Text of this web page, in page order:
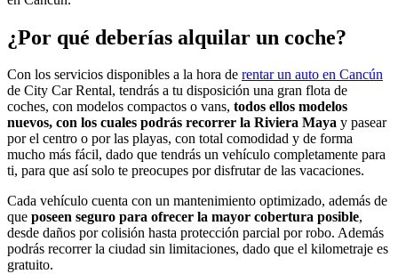
¿Por qué deberías alquilar un coche?
Con los servicios disponibles a la hora de rentar un auto en Cancún
de City Car Rental, tendrás a tu disposición una gran flota de
coches, con modelos compactos o vans, todos ellos modelos
nuevos, con los cuales podrás recorrer la Riviera Maya y pasear
por el centro o por las playas, con total comodidad y de forma
mucho más fácil, dado que tendrás un vehículo completamente para
ti, para que así solo te preocupes por disfrutar de las vacaciones.
Cada vehículo cuenta con un mantenimiento optimizado, además de
que poseen seguro para ofrecer la mayor cobertura posible,
desde daños por colisión hasta protección parcial por robo. Además
podrás recorrer la ciudad sin limitaciones, dado que el kilometraje es
gratuito.